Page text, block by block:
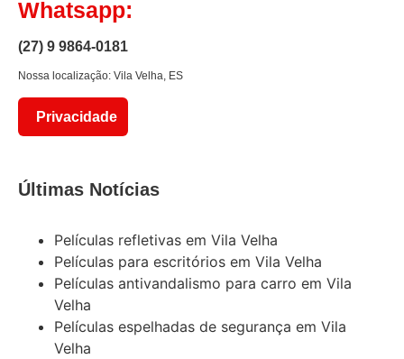
Whatsapp:
(27) 9 9864-0181
Nossa localização: Vila Velha, ES
Privacidade
Últimas Notícias
Películas refletivas em Vila Velha
Películas para escritórios em Vila Velha
Películas antivandalismo para carro em Vila
Velha
Películas espelhadas de segurança em Vila
Velha